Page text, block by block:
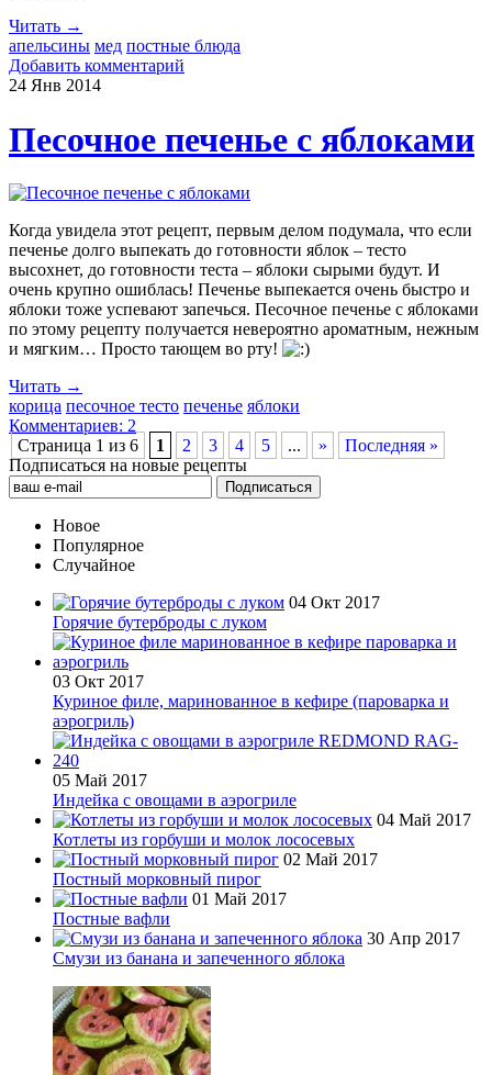
Читать →
апельсины мед постные блюда
Добавить комментарий
24 Янв 2014
Песочное печенье с яблоками
Когда увидела этот рецепт, первым делом подумала, что если
печенье долго выпекать до готовности яблок – тесто
высохнет, до готовности теста – яблоки сырыми будут. И
очень крупно ошиблась! Печенье выпекается очень быстро и
яблоки тоже успевают запечься. Песочное печенье с яблоками
по этому рецепту получается невероятно ароматным, нежным
и мягким… Просто тающем во рту!
Читать →
корица песочное тесто печенье яблоки
Комментариев: 2
Страница 1 из 6
1 2 3 4 5 ... »
Последняя »
Подписаться на новые рецепты
Новое
Популярное
Случайное
04 Окт 2017
Горячие бутерброды с луком
03 Окт 2017
Куриное филе, маринованное в кефире (пароварка и
аэрогриль)
05 Май 2017
Индейка с овощами в аэрогриле
04 Май 2017
Котлеты из горбуши и молок лососевых
02 Май 2017
Постный морковный пирог
01 Май 2017
Постные вафли
30 Апр 2017
Смузи из банана и запеченного яблока